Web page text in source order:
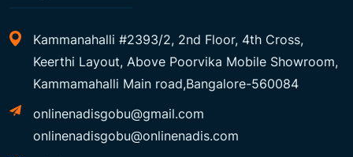
Kammanahalli #2393/2, 2nd Floor, 4th Cross,
Keerthi Layout, Above Poorvika Mobile Showroom,
Kammamahalli Main road,Bangalore-560084
onlinenadisgobu@gmail.com
onlinenadisgobu@onlinenadis.com